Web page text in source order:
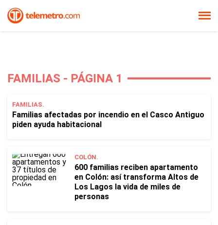
FAMILIAS - PÁGINA 1
FAMILIAS.
Familias afectadas por incendio en el Casco Antiguo
piden ayuda habitacional
COLÓN.
600 familias reciben apartamento
en Colón: así transforma Altos de
Los Lagos la vida de miles de
personas